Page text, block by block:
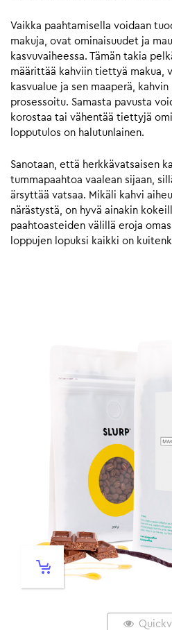
Vaikka paahtamisella voidaan
makuja, ovat ominaisuudet ja
kasvuvaiheessa. Tämän takia
määrittää kahviin tiettyä makua,
kasvualue ja sen maaperä,
prosessoitu. Samasta pavusta
korostaa tai vähentää tiettyjä
lopputulos on halutunlainen.
Sanotaan, että herkkävatsaisen
tummapaahtoa vaalean sijaan,
ärsyttää vatsaa. Mikäli kahvi
närästystä, on hyvä ainakin
paahtoasteiden välillä eroja
loppujen lopuksi kaikki on